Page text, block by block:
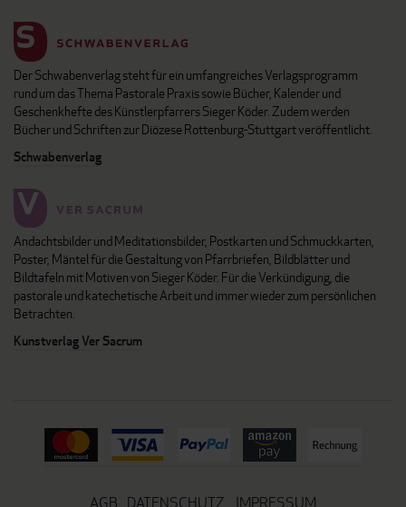
Der Schwabenverlag steht für ein umfangreiches Verlagsprogramm
rund um das Thema Pastorale Praxis sowie Bücher, Kalender und
Geschenkhefte des Künstlerpfarrers Sieger Köder. Zudem werden
Bücher und Schriften zur Diözese Rottenburg-Stuttgart veröffentlicht.
Schwabenverlag
Andachtsbilder und Meditationsbilder, Postkarten und Schmuckkarten,
Poster, Mäntel für die Gestaltung von Pfarrbriefen, Bildblätter und
Bildtafeln mit Motiven von Sieger Köder. Für die Verkündigung, die
pastorale und katechetische Arbeit und immer wieder zum persönlichen
Betrachten.
Kunstverlag Ver Sacrum
AGB DATENSCHUTZ IMPRESSUM